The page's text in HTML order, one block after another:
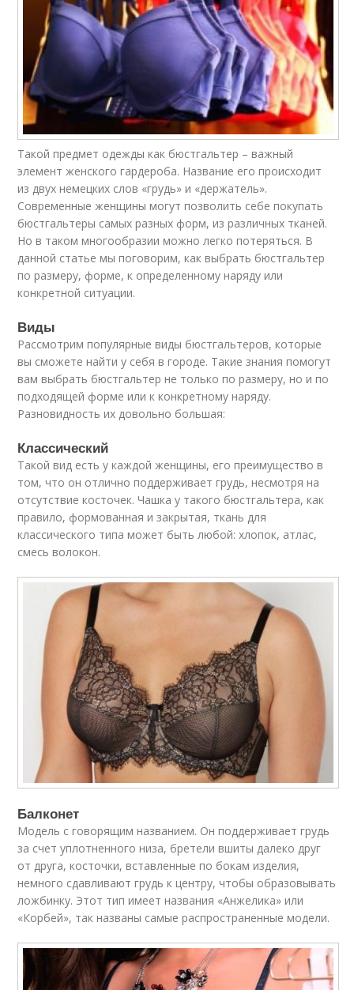
Такой предмет одежды как бюстгальтер – важный
элемент женского гардероба. Название его происходит
из двух немецких слов «грудь» и «держатель».
Современные женщины могут позволить себе покупать
бюстгальтеры самых разных форм, из различных тканей.
Но в таком многообразии можно легко потеряться. В
данной статье мы поговорим, как выбрать бюстгальтер
по размеру, форме, к определенному наряду или
конкретной ситуации.
Виды
Рассмотрим популярные виды бюстгальтеров, которые
вы сможете найти у себя в городе. Такие знания помогут
вам выбрать бюстгальтер не только по размеру, но и по
подходящей форме или к конкретному наряду.
Разновидность их довольно большая:
Классический
Такой вид есть у каждой женщины, его преимущество в
том, что он отлично поддерживает грудь, несмотря на
отсутствие косточек. Чашка у такого бюстгальтера, как
правило, формованная и закрытая, ткань для
классического типа может быть любой: хлопок, атлас,
смесь волокон.
Балконет
Модель с говорящим названием. Он поддерживает грудь
за счет уплотненного низа, бретели вшиты далеко друг
от друга, косточки, вставленные по бокам изделия,
немного сдавливают грудь к центру, чтобы образовывать
ложбинку. Этот тип имеет названия «Анжелика» или
«Корбей», так названы самые распространенные модели.